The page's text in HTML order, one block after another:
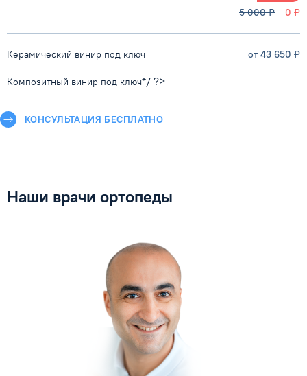
5 000 ₽
0 ₽
Керамический винир под ключ от 43 650 ₽
Композитный винир под ключ*/ ?>
КОНСУЛЬТАЦИЯ БЕСПЛАТНО
Наши врачи ортопеды